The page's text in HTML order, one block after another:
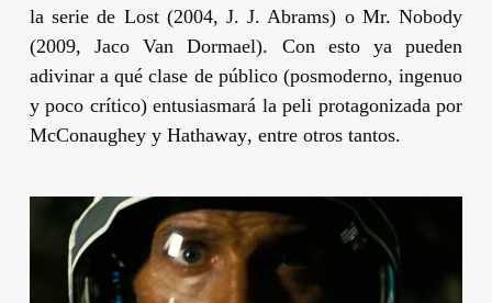
la serie de Lost(2004, J. J. Abrams) o Mr. Nobody
(2009,Jaco Van Dormael). Con esto ya pueden
adivinar a qué clase de público (posmoderno, ingenuo
y poco crítico) entusiasmará la peli protagonizada por
McConaugheyy Hathaway, entre otros tantos.